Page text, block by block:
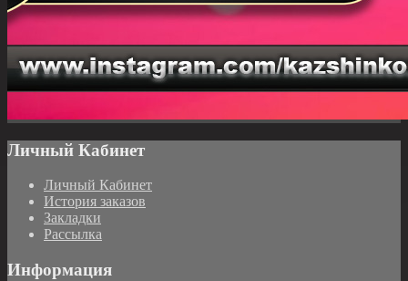
Личный Кабинет
Личный Кабинет
История заказов
Закладки
Рассылка
Информация